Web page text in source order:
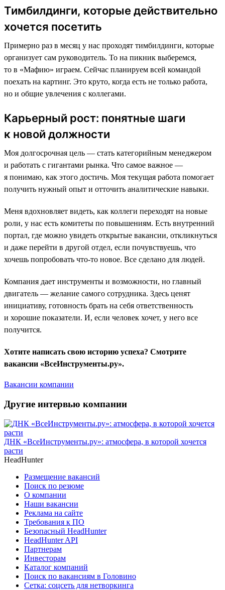
Тимбилдинги, которые действительно
хочется посетить
Примерно раз в месяц у нас проходят тимбилдинги, которые
организует сам руководитель. То на пикник выберемся,
то в «Мафию» играем. Сейчас планируем всей командой
поехать на картинг. Это круто, когда есть не только работа,
но и общие увлечения с коллегами.
Карьерный рост: понятные шаги
к новой должности
Моя долгосрочная цель — стать категорийным менеджером
и работать с гигантами рынка. Что самое важное —
я понимаю, как этого достичь. Моя текущая работа помогает
получить нужный опыт и отточить аналитические навыки.
Меня вдохновляет видеть, как коллеги переходят на новые
роли, у нас есть комитеты по повышениям. Есть внутренний
портал, где можно увидеть открытые вакансии, откликнуться
и даже перейти в другой отдел, если почувствуешь, что
хочешь попробовать что-то новое. Все сделано для людей.
Компания дает инструменты и возможности, но главный
двигатель — желание самого сотрудника. Здесь ценят
инициативу, готовность брать на себя ответственность
и хорошие показатели. И, если человек хочет, у него все
получится.
Хотите написать свою историю успеха? Смотрите
вакансии «ВсеИнструменты.ру».
Вакансии компании
Другие интервью компании
ДНК «ВсеИнструменты.ру»: атмосфера, в которой хочется
расти
HeadHunter
Размещение вакансий
Поиск по резюме
О компании
Наши вакансии
Реклама на сайте
Требования к ПО
Безопасный HeadHunter
HeadHunter API
Партнерам
Инвесторам
Каталог компаний
Поиск по вакансиям в Головино
Сетка: соцсеть для нетворкинга